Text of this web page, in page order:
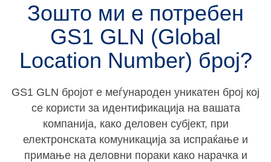
Зошто ми е потребен
GS1 GLN (Global
Location Number) број?
GS1 GLN бројот е меѓународен уникатен број кој
се користи за идентификација на вашата
компанија, како деловен субјект, при
електронската комуникација за испраќање и
примање на деловни пораки како нарачка и